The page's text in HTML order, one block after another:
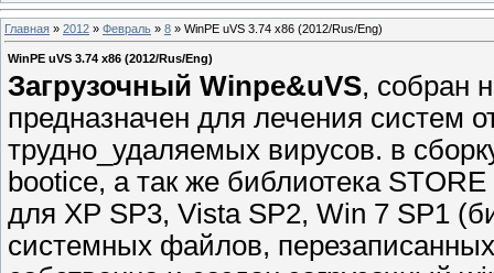
Главная » 2012 » Февраль » 8 » WinPE uVS 3.74 x86 (2012/Rus/Eng)
WinPE uVS 3.74 x86 (2012/Rus/Eng)
Загрузочный Winpe&uVS, собран
предназначен для лечения систем
трудно_удаляемых вирусов. в
bootice, а так же библиотека
для XP SP3, Vista SP2, Win 7 SP1
системных файлов,